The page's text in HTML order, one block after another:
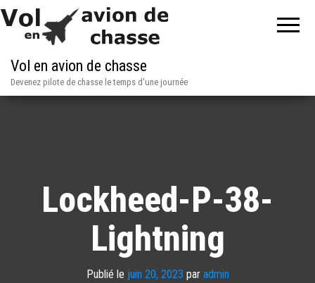
Vol en avion de chasse
Devenez pilote de chasse le temps d'une journée
Lockheed-P-38-
Lightning
Publié le juin 20, 2023 par admin